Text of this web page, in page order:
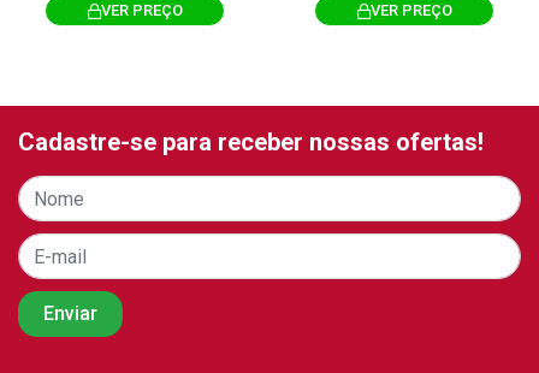
VER PREÇO VER PREÇO
Cadastre-se para receber nossas ofertas!